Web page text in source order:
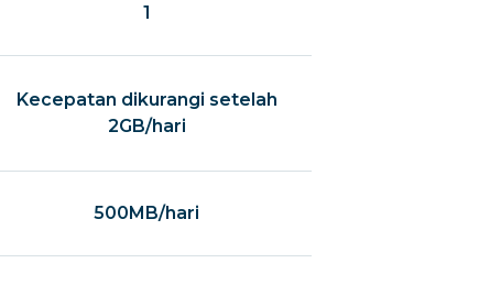
1
Kecepatan dikurangi setelah
2GB/hari
500MB/hari